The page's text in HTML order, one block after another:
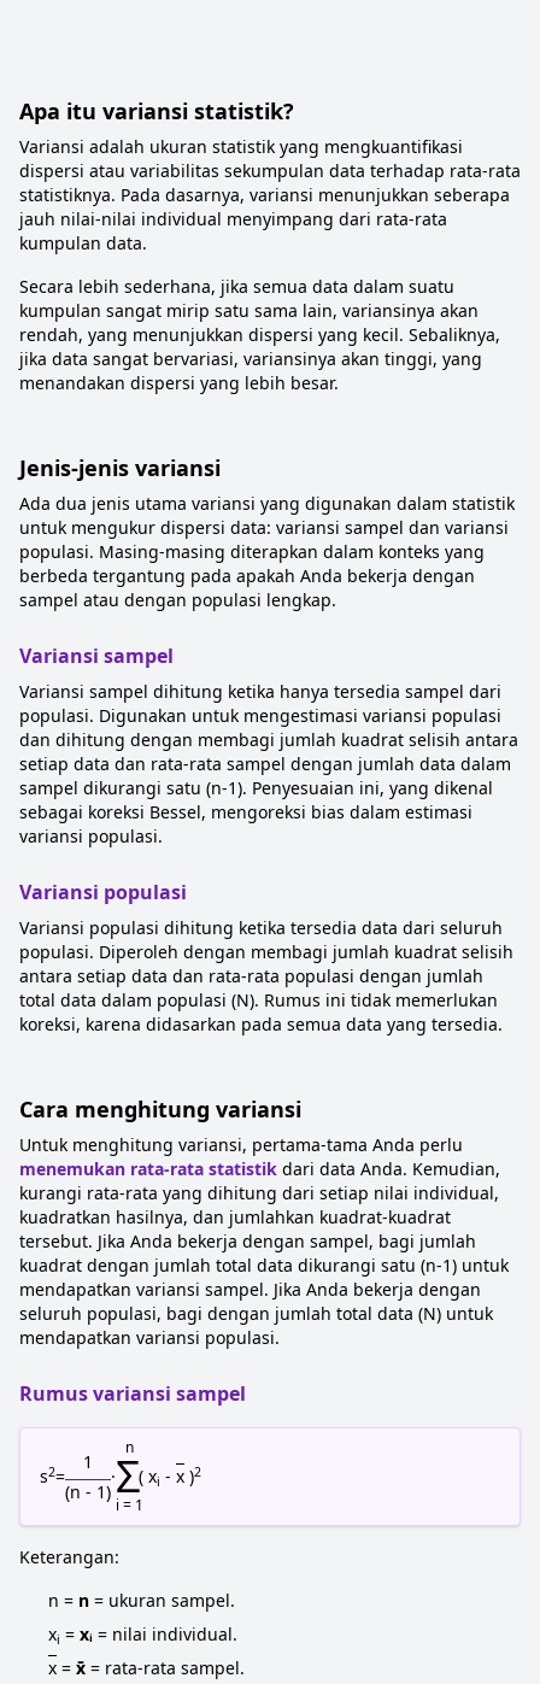
Apa itu variansi statistik?
Variansi adalah ukuran statistik yang mengkuantifikasi
dispersi atau variabilitas sekumpulan data terhadap rata-rata
statistiknya. Pada dasarnya, variansi menunjukkan seberapa
jauh nilai-nilai individual menyimpang dari rata-rata
kumpulan data.
Secara lebih sederhana, jika semua data dalam suatu
kumpulan sangat mirip satu sama lain, variansinya akan
rendah, yang menunjukkan dispersi yang kecil. Sebaliknya,
jika data sangat bervariasi, variansinya akan tinggi, yang
menandakan dispersi yang lebih besar.
Jenis-jenis variansi
Ada dua jenis utama variansi yang digunakan dalam statistik
untuk mengukur dispersi data: variansi sampel dan variansi
populasi. Masing-masing diterapkan dalam konteks yang
berbeda tergantung pada apakah Anda bekerja dengan
sampel atau dengan populasi lengkap.
Variansi sampel
Variansi sampel dihitung ketika hanya tersedia sampel dari
populasi. Digunakan untuk mengestimasi variansi populasi
dan dihitung dengan membagi jumlah kuadrat selisih antara
setiap data dan rata-rata sampel dengan jumlah data dalam
sampel dikurangi satu (n-1). Penyesuaian ini, yang dikenal
sebagai koreksi Bessel, mengoreksi bias dalam estimasi
variansi populasi.
Variansi populasi
Variansi populasi dihitung ketika tersedia data dari seluruh
populasi. Diperoleh dengan membagi jumlah kuadrat selisih
antara setiap data dan rata-rata populasi dengan jumlah
total data dalam populasi (N). Rumus ini tidak memerlukan
koreksi, karena didasarkan pada semua data yang tersedia.
Cara menghitung variansi
Untuk menghitung variansi, pertama-tama Anda perlu
menemukan rata-rata statistik dari data Anda. Kemudian,
kurangi rata-rata yang dihitung dari setiap nilai individual,
kuadratkan hasilnya, dan jumlahkan kuadrat-kuadrat
tersebut. Jika Anda bekerja dengan sampel, bagi jumlah
kuadrat dengan jumlah total data dikurangi satu (n-1) untuk
mendapatkan variansi sampel. Jika Anda bekerja dengan
seluruh populasi, bagi dengan jumlah total data (N) untuk
mendapatkan variansi populasi.
Rumus variansi sampel
s2=
1
(n - 1)
·
n
Σ
i = 1
( xi - x )2
Keterangan:
n = n = ukuran sampel.
xi = xᵢ = nilai individual.
x = x̄ = rata-rata sampel.